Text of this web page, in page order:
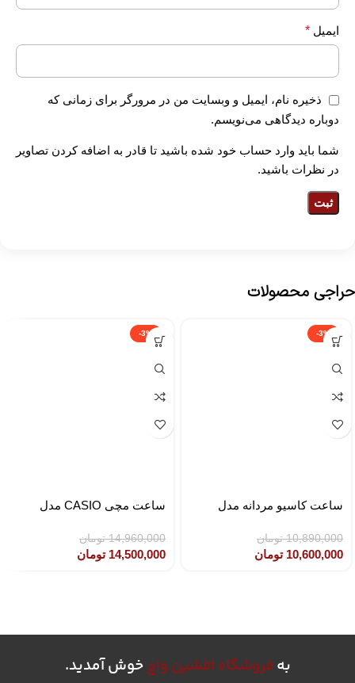
ایمیل *
ذخیره نام، ایمیل و وبسایت من در مرورگر برای زمانی که
دوباره دیدگاهی می‌نویسم.
شما باید وارد حساب خود شده باشید تا قادر به اضافه کردن تصاویر
در نظرات باشید.
حراجی محصولات
-3%
ساعت کاسیو مردانه مدل
10,890,000 تومان
10,600,000 تومان
-3%
ساعت مچی CASIO مدل
14,960,000 تومان
14,500,000 تومان
به فروشگاه افشین واچخوش آمدید.